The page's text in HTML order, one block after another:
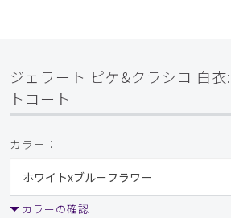
ジェラート ピケ&クラシコ 白
トコート
カラー：
カラーの確認